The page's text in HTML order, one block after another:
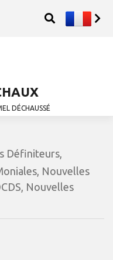
DÉCHAUSSÉ
Définiteurs
Nouvelles
Nouvelles